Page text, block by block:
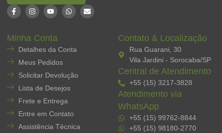
Minha Conta
Detalhes da Conta
Meus Pedidos
Solicitar Devolução
Lista de Desejos
Frete e Entrega
Entre em Contato
Assistência Técnica
Contato & Localização
Rua Guarani, 30
Vila Jardini - Sorocaba/SP
Central de Atendimento
+55 (15) 3217-3828
Atendimento via
WhatsApp
+55 (15) 99762-8844
+55 (15) 98180-2770